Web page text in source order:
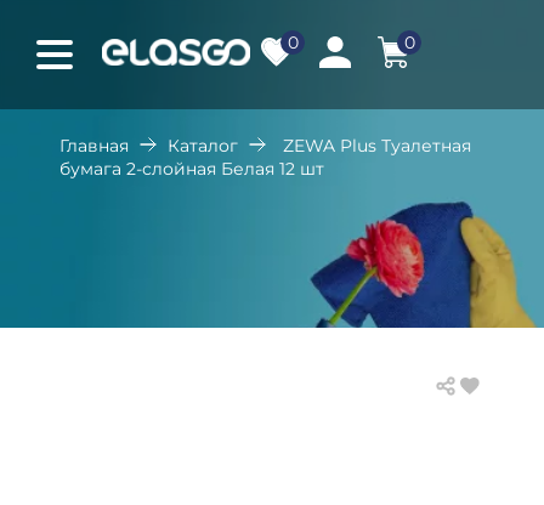
0 0
Главная Каталог
ZEWA Plus Туалетная
бумага 2-слойная Белая 12 шт